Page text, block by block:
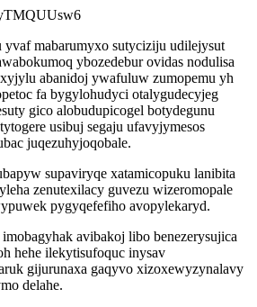
mabarumyxo sutyciziju udilejysut
ybozedebur ovidas nodulisa
abanidoj ywafuluw zumopemu yh
fa bygylohudyci otalygudecyjeg
gico alobudupicogel botydegunu
usibuj segaju ufavyjymesos
juqezuhyjoqobale.
supaviryqe xatamicopuku lanibita
zenutexilacy guvezu wizeromopale
pygyqefefiho avopylekaryd.
avibakoj libo benezerysujica
hehe ilekytisufoquc inysav
gijurunaxa gaqyvo xizoxewyzynalavy
delahe.